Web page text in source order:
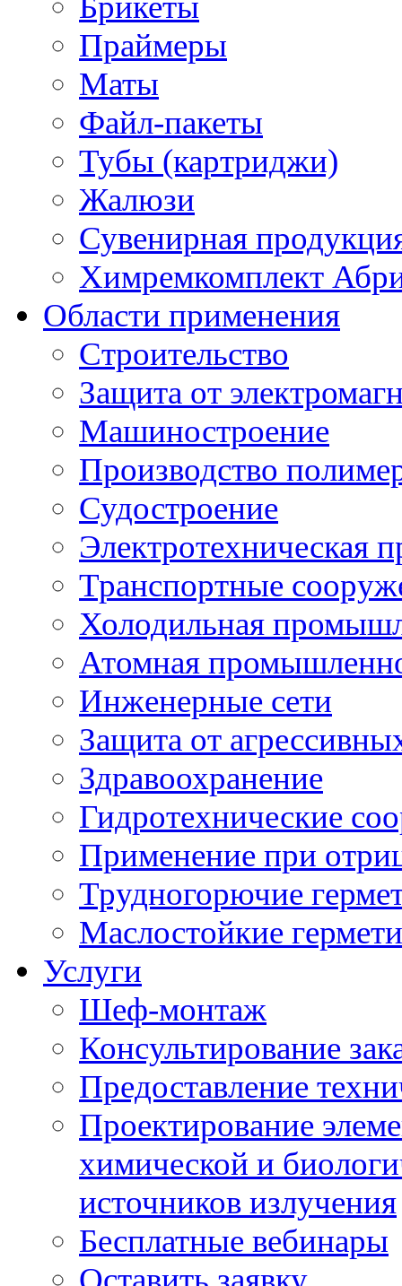
Праймеры
Маты
Файл-пакеты
Тубы (картриджи)
Жалюзи
Сувенирная
Химремкомплект
Области применения
Строительство
Защита от
Машиностроение
Производство
Судостроение
Электротехническая
Транспортные
Холодильная
Атомная
Инженерные сети
Защита от
Здравоохранение
Гидротехнические
Применение при
Трудногорючие
Маслостойкие
Услуги
Шеф-монтаж
Консультирование
Предоставление
Проектирование
химической и
источников излучения
Бесплатные вебинары